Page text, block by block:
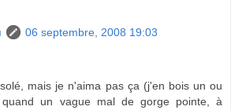
06 septembre, 2008 19:03
mais je n'aima pas ça (j'en bois un ou
un vague mal de gorge pointe, à